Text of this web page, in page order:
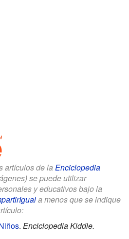
artículos de la Enciclopedia
se puede utilizar
y educativos bajo la
a menos que se indique
. Enciclopedia Kiddle.